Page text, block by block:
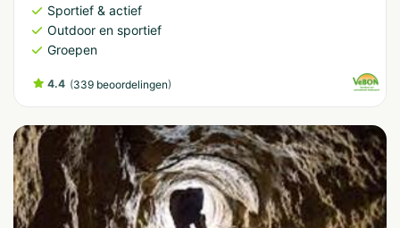
Sportief & actief
Outdoor en sportief
Groepen
4.4 (339 beoordelingen)